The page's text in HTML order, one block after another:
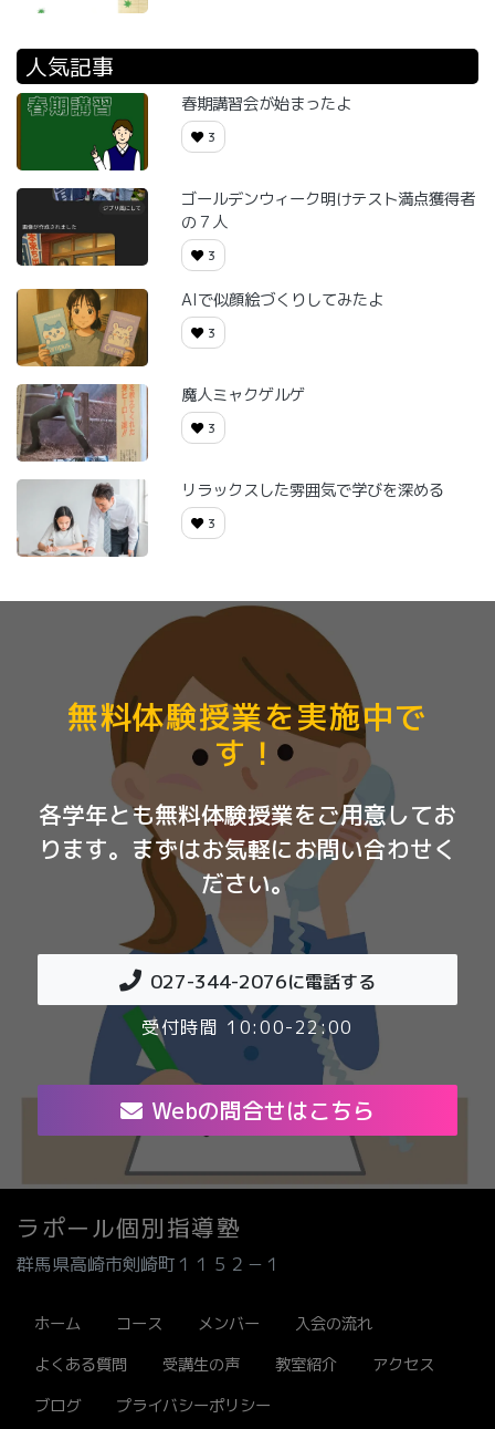
人気記事
春期講習会が始まったよ
3
ゴールデンウィーク明けテスト満点獲得者
の７人
3
AIで似顔絵づくりしてみたよ
3
魔人ミャクゲルゲ
3
リラックスした雰囲気で学びを深める
3
無料体験授業を実施中で
す！
各学年とも無料体験授業をご用意してお
ります。まずはお気軽にお問い合わせく
ださい。
027-344-2076に電話する
受付時間 10:00-22:00
Webの問合せはこちら
ラポール個別指導塾
群馬県高崎市剣崎町１１５２－１
ホーム コース メンバー
入会の流れ
よくある質問
受講生の声 教室紹介
アクセス
ブログ
プライバシーポリシー